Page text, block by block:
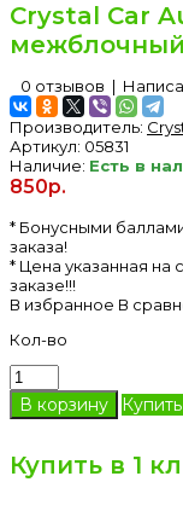
Crystal Car
0 отзывов |
Производитель:
Артикул: 05831
Наличие: Есть в
850р.
* Бонусными
заказа!
* Цена указанная на
заказе!!!
В избранное В
Кол-во
Купить в 1